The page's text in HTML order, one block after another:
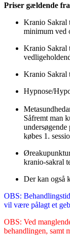
Priser gældende fra
Kranio Sakral
minimum ved
Kranio Sakral
Kranio Sakral
Såfremt man
undersøgende
købes 1.
kranio-sakral
Der kan også
OBS:
vil være pålagt et
OBS: Ved
behandlingen, samt